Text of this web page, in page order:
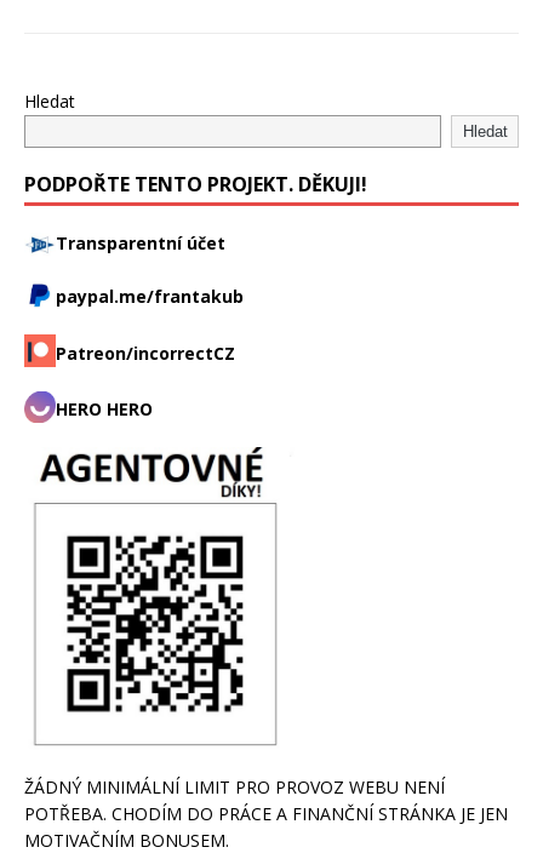
Hledat
Hledat
PODPOŘTE TENTO PROJEKT. DĚKUJI!
Transparentní účet
paypal.me/frantakub
Patreon/incorrectCZ
HERO HERO
ŽÁDNÝ MINIMÁLNÍ LIMIT PRO PROVOZ WEBU NENÍ
POTŘEBA. CHODÍM DO PRÁCE A FINANČNÍ STRÁNKA JE JEN
MOTIVAČNÍM BONUSEM.